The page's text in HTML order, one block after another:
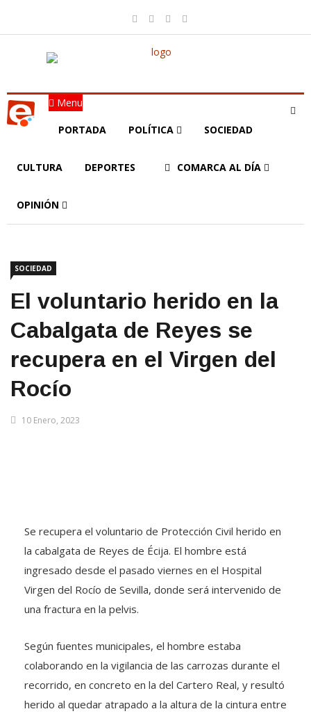
Menu
PORTADA POLÍTICA SOCIEDAD
CULTURA DEPORTES COMARCA AL DÍA
OPINIÓN
SOCIEDAD
El voluntario herido en la
Cabalgata de Reyes se
recupera en el Virgen del
Rocío
10 Enero, 2023
Se recupera el voluntario de Protección Civil herido en
la cabalgata de Reyes de Écija. El hombre está
ingresado desde el pasado viernes en el Hospital
Virgen del Rocío de Sevilla, donde será intervenido de
una fractura en la pelvis.
Según fuentes municipales, el hombre estaba
colaborando en la vigilancia de las carrozas durante el
recorrido, en concreto en la del Cartero Real, y resultó
herido al quedar atrapado a la altura de la cintura entre